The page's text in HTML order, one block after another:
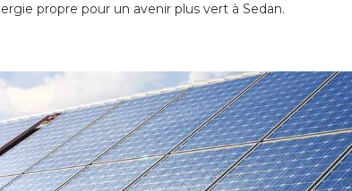
propre pour un avenir plus vert à Sedan.